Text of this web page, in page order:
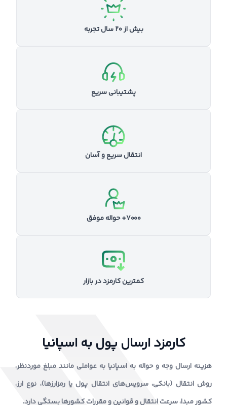
بیش از ۲۰ سال تجربه
پشتیبانی سریع
انتقال سریع و آسان
۷۰۰۰+ حواله موفق
کمترین کارمزد در بازار
کارمزد ارسال پول به اسپانیا
هزینه ارسال وجه و حواله به اسپانیا به عواملی مانند مبلغ موردنظر،
روش انتقال (بانکی، سرویس‌های انتقال پول یا رمزارزها)، نوع ارز،
کشور مبدا، سرعت انتقال و قوانین و مقررات کشورها بستگی دارد.